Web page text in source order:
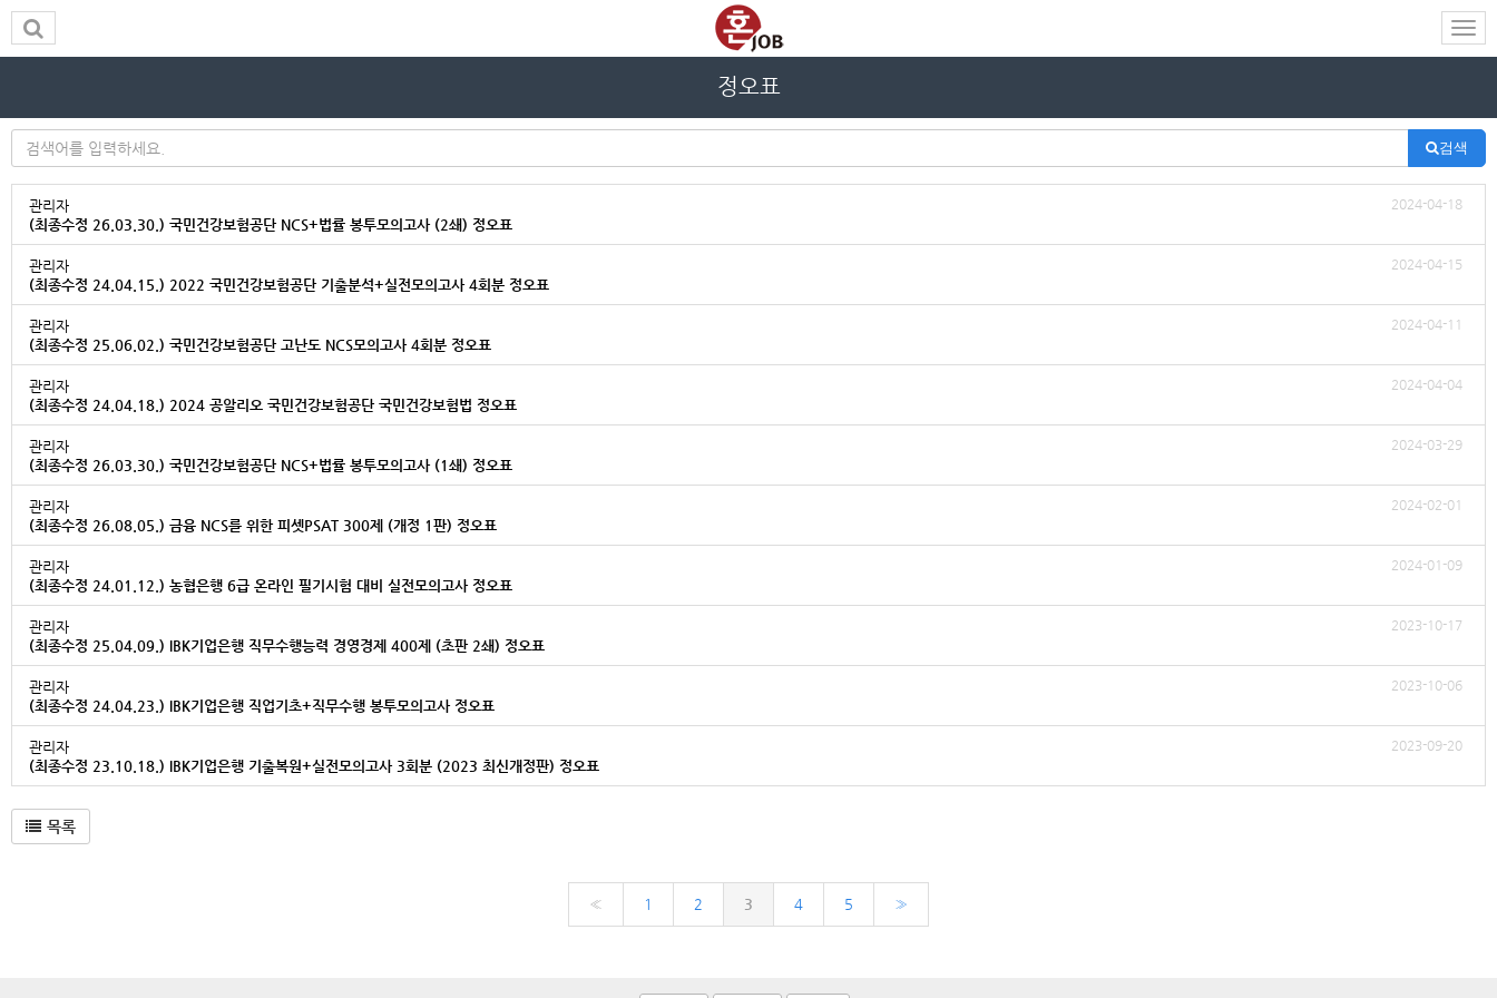
정오표
검색
관리자 2024-04-18
(최종수정 26.03.30.) 국민건강보험공단 NCS+법률 봉투모의고사 (2쇄) 정오표
관리자 2024-04-15
(최종수정 24.04.15.) 2022 국민건강보험공단 기출분석+실전모의고사 4회분 정오표
관리자 2024-04-11
(최종수정 25.06.02.) 국민건강보험공단 고난도 NCS모의고사 4회분 정오표
관리자 2024-04-04
(최종수정 24.04.18.) 2024 공알리오 국민건강보험공단 국민건강보험법 정오표
관리자 2024-03-29
(최종수정 26.03.30.) 국민건강보험공단 NCS+법률 봉투모의고사 (1쇄) 정오표
관리자 2024-02-01
(최종수정 26.08.05.) 금융 NCS를 위한 피셋PSAT 300제 (개정 1판) 정오표
관리자 2024-01-09
(최종수정 24.01.12.) 농협은행 6급 온라인 필기시험 대비 실전모의고사 정오표
관리자 2023-10-17
(최종수정 25.04.09.) IBK기업은행 직무수행능력 경영경제 400제 (초판 2쇄) 정오표
관리자 2023-10-06
(최종수정 24.04.23.) IBK기업은행 직업기초+직무수행 봉투모의고사 정오표
관리자 2023-09-20
(최종수정 23.10.18.) IBK기업은행 기출복원+실전모의고사 3회분 (2023 최신개정판) 정오표
목록
« 1 2 3 4 5 »